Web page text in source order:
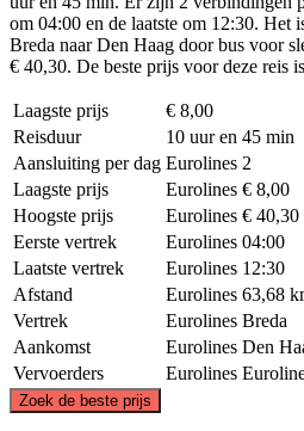
om 04:00 en de laatste om 12:30. Het
Breda naar Den Haag door bus voor
€ 40,30. De beste prijs voor deze reis
Laagste prijs
€ 8,00
Reisduur
10 uur en 45 min
Aansluiting per dag Eurolines 2
Laagste prijs
Eurolines € 8,00
Hoogste prijs
Eurolines € 40,30
Eerste vertrek
Eurolines 04:00
Laatste vertrek
Eurolines 12:30
Afstand
Eurolines 63,68
Vertrek
Eurolines Breda
Aankomst
Eurolines Den
Vervoerders
Eurolines
Zoek de beste prijs
©